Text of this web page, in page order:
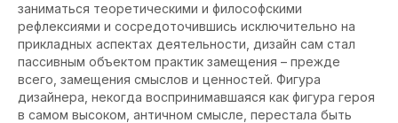
заниматься теоретическими и философскими
рефлексиями и сосредоточившись исключительно на
прикладных аспектах деятельности, дизайн сам стал
пассивным объектом практик замещения – прежде
всего, замещения смыслов и ценностей. Фигура
дизайнера, некогда воспринимавшаяся как фигура героя
в самом высоком, античном смысле, перестала быть